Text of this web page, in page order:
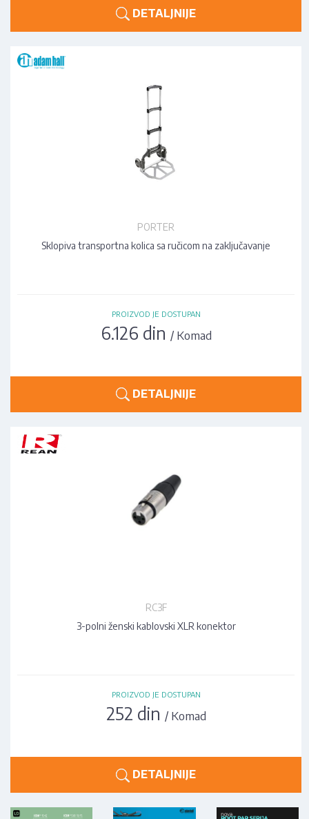
DETALJNIJE
PORTER
Sklopiva transportna kolica sa ručicom na zaključavanje
PROIZVOD JE DOSTUPAN
6.126 din / Komad
DETALJNIJE
RC3F
3-polni ženski kablovski XLR konektor
PROIZVOD JE DOSTUPAN
252 din / Komad
DETALJNIJE